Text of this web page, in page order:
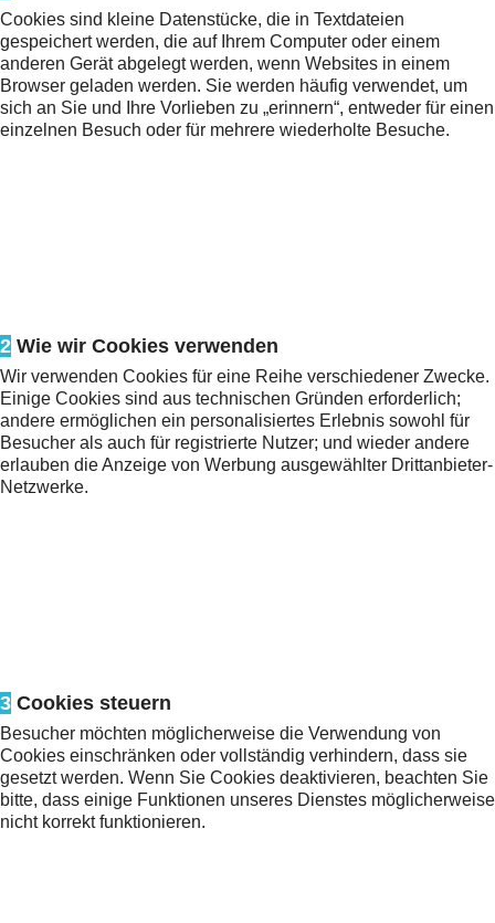
Cookies sind kleine Datenstücke, die in Textdateien
gespeichert werden, die auf Ihrem Computer oder einem
anderen Gerät abgelegt werden, wenn Websites in einem
Browser geladen werden. Sie werden häufig verwendet, um
sich an Sie und Ihre Vorlieben zu „erinnern“, entweder für einen
einzelnen Besuch oder für mehrere wiederholte Besuche.
2 Wie wir Cookies verwenden
Wir verwenden Cookies für eine Reihe verschiedener Zwecke.
Einige Cookies sind aus technischen Gründen erforderlich;
andere ermöglichen ein personalisiertes Erlebnis sowohl für
Besucher als auch für registrierte Nutzer; und wieder andere
erlauben die Anzeige von Werbung ausgewählter Drittanbieter-
Netzwerke.
3 Cookies steuern
Besucher möchten möglicherweise die Verwendung von
Cookies einschränken oder vollständig verhindern, dass sie
gesetzt werden. Wenn Sie Cookies deaktivieren, beachten Sie
bitte, dass einige Funktionen unseres Dienstes möglicherweise
nicht korrekt funktionieren.